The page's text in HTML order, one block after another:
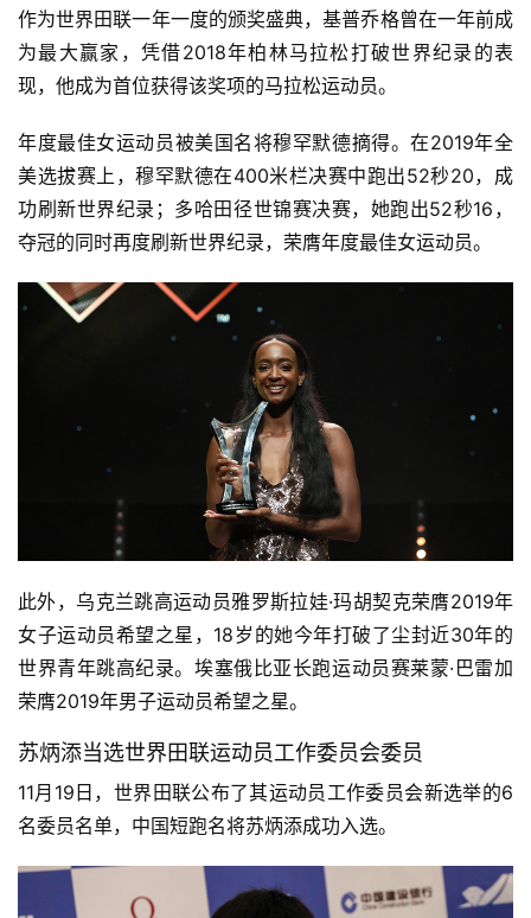
作为世界田联一年一度的颁奖盛典，基普乔格曾在一年前成
为最大赢家，凭借2018年柏林马拉松打破世界纪录的表
现，他成为首位获得该奖项的马拉松运动员。
年度最佳女运动员被美国名将穆罕默德摘得。在2019年全
美选拔赛上，穆罕默德在400米栏决赛中跑出52秒20，成
功刷新世界纪录；多哈田径世锦赛决赛，她跑出52秒16，
夺冠的同时再度刷新世界纪录，荣膺年度最佳女运动员。
此外，乌克兰跳高运动员雅罗斯拉娃·玛胡契克荣膺2019年
女子运动员希望之星，18岁的她今年打破了尘封近30年的
世界青年跳高纪录。埃塞俄比亚长跑运动员赛莱蒙·巴雷加
荣膺2019年男子运动员希望之星。
苏炳添当选世界田联运动员工作委员会委员
11月19日，世界田联公布了其运动员工作委员会新选举的6
名委员名单，中国短跑名将苏炳添成功入选。